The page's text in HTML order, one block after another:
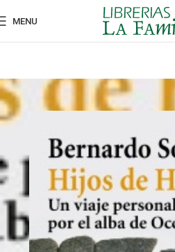
MENU